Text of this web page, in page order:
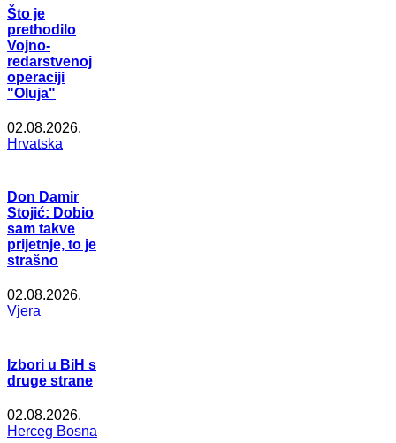
Što je
prethodilo
Vojno-
redarstvenoj
operaciji
"Oluja"
02.08.2026.
Hrvatska
Don Damir
Stojić: Dobio
sam takve
prijetnje, to je
strašno
02.08.2026.
Vjera
Izbori u BiH s
druge strane
02.08.2026.
Herceg Bosna